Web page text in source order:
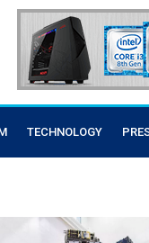
TECHNOLOGY